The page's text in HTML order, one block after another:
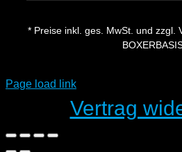
* Preise inkl. ges. MwSt. und zzgl.
Page load link
Vertrag